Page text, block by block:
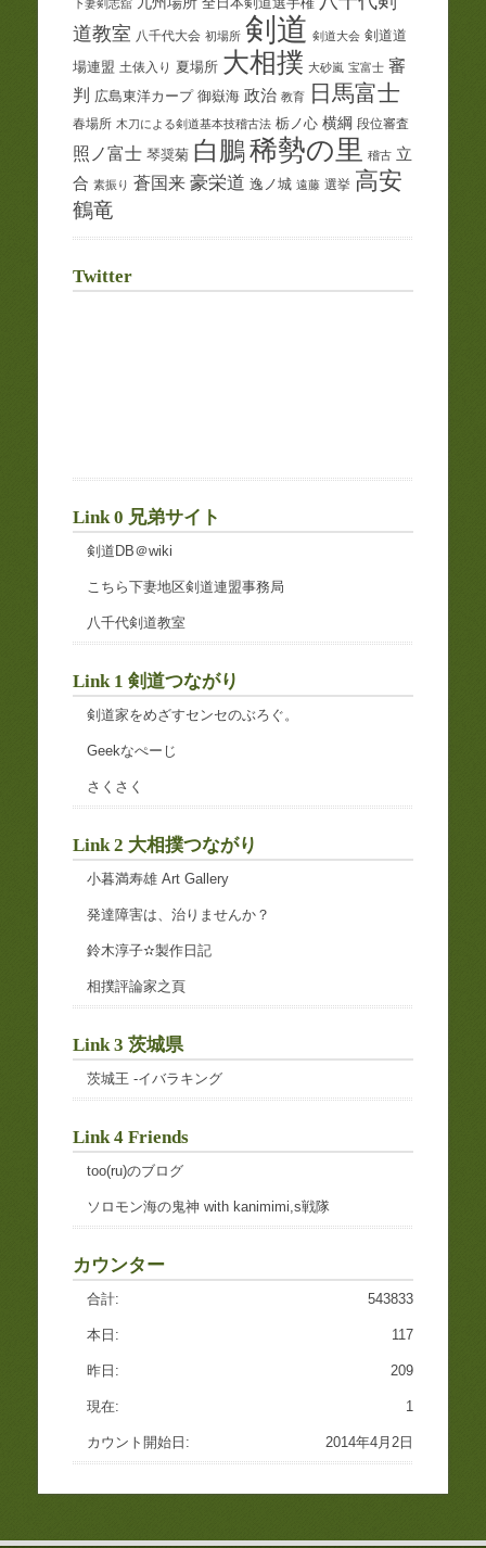
下妻剣志舘 全日本剣道選手権
道教室 八千代大会 初場所 剣道 剣道大会 剣道道
場連盟 土俵入り 夏場所 大相撲 大砂嵐 宝富士 審
判
広島東洋カープ 御嶽海 政治 教育 日馬富士
春場所 木刀による剣道基本技稽古法 栃ノ心 横綱 段位審査
照ノ富士 琴奨菊 白鵬稀勢の里 稽古 立
合 素振り 蒼国来 豪栄道 逸ノ城 遠藤 選挙 高安
鶴竜
Twitter
Link 0 兄弟サイト
剣道DB＠wiki
こちら下妻地区剣道連盟事務局
八千代剣道教室
Link 1 剣道つながり
剣道家をめざすセンセのぶろぐ。
Geekなぺーじ
さくさく
Link 2 大相撲つながり
小暮満寿雄 Art Gallery
発達障害は、治りませんか？
鈴木淳子✫製作日記
相撲評論家之頁
Link 3 茨城県
茨城王 -イバラキング
Link 4 Friends
too(ru)のブログ
ソロモン海の鬼神 with kanimimi,s戦隊
カウンター
543833
合計:
117
本日:
209
昨日:
1
現在:
2014年4月2日
カウント開始日: